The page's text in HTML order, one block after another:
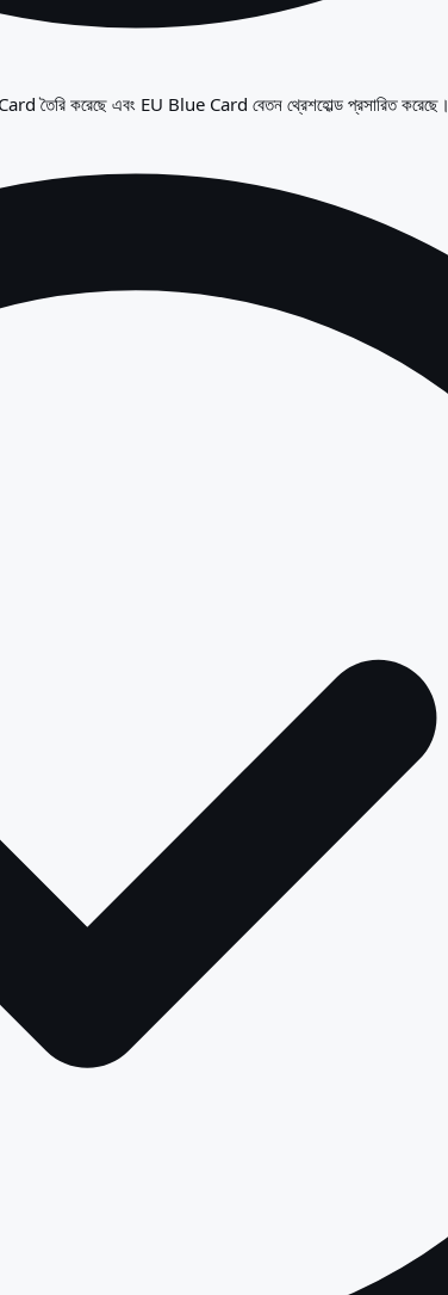
তৈরি করেছে এবং EU Blue Card বেতন থ্রেশহোল্ড প্রসারিত করেছে।